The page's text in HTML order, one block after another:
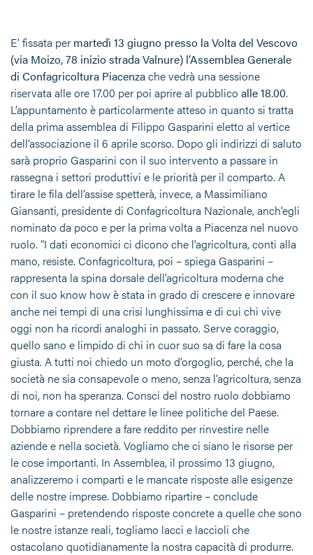
E’ fissata per martedì 13 giugno presso la Volta del Vescovo
(via Moizo, 78 inizio strada Valnure) l’Assemblea Generale
di Confagricoltura Piacenzache vedrà una sessione
riservata alle ore 17.00 per poi aprire al pubblico alle 18.00.
L’appuntamento è particolarmente atteso in quanto si tratta
della prima assemblea di Filippo Gasparini eletto al vertice
dell’associazione il 6 aprile scorso. Dopo gli indirizzi di saluto
sarà proprio Gasparini con il suo intervento a passare in
rassegna i settori produttivi e le priorità per il comparto. A
tirare le fila dell’assise spetterà, invece, a Massimiliano
Giansanti, presidente di Confagricoltura Nazionale, anch’egli
nominato da poco e per la prima volta a Piacenza nel nuovo
ruolo. “I dati economici ci dicono che l’agricoltura, conti alla
mano, resiste. Confagricoltura, poi – spiega Gasparini –
rappresenta la spina dorsale dell’agricoltura moderna che
con il suo know how è stata in grado di crescere e innovare
anche nei tempi di una crisi lunghissima e di cui chi vive
oggi non ha ricordi analoghi in passato. Serve coraggio,
quello sano e limpido di chi in cuor suo sa di fare la cosa
giusta. A tutti noi chiedo un moto d’orgoglio, perché, che la
società ne sia consapevole o meno, senza l’agricoltura, senza
di noi, non ha speranza. Consci del nostro ruolo dobbiamo
tornare a contare nel dettare le linee politiche del Paese.
Dobbiamo riprendere a fare reddito per rinvestire nelle
aziende e nella società. Vogliamo che ci siano le risorse per
le cose importanti. In Assemblea, il prossimo 13 giugno,
analizzeremo i comparti e le mancate risposte alle esigenze
delle nostre imprese. Dobbiamo ripartire – conclude
Gasparini – pretendendo risposte concrete a quelle che sono
le nostre istanze reali, togliamo lacci e laccioli che
ostacolano quotidianamente la nostra capacità di produrre.